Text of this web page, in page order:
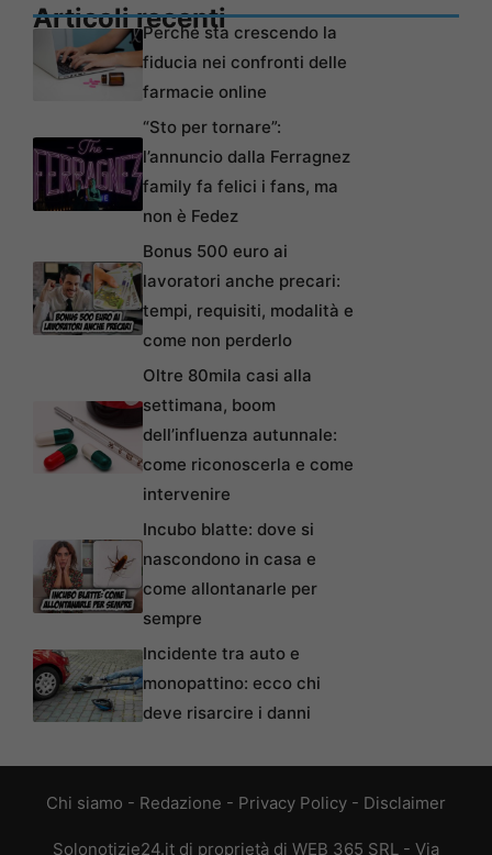
Articoli recentiPerché sta crescendo la
fiducia nei confronti delle
farmacie online
“Sto per tornare”:
l’annuncio dalla Ferragnez
family fa felici i fans, ma
non è Fedez
Bonus 500 euro ai
lavoratori anche precari:
tempi, requisiti, modalità e
come non perderlo
Oltre 80mila casi alla
settimana, boom
dell’influenza autunnale:
come riconoscerla e come
intervenire
Incubo blatte: dove si
nascondono in casa e
come allontanarle per
sempre
Incidente tra auto e
monopattino: ecco chi
deve risarcire i danni
Chi siamo - Redazione - Privacy Policy - Disclaimer
Solonotizie24.it di proprietà di WEB 365 SRL - Via